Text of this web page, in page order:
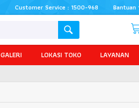
Bantuan
Customer Service : 1500-968
GALERI LOKASI TOKO LAYANAN